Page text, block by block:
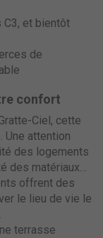
C3, et bientôt
de
confort
Ciel, cette
Une attention
des logements
des matériaux…
offrent des
le lieu de vie le
terrasse